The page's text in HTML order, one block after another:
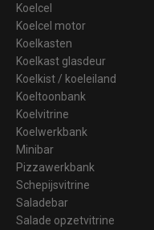
Koelcel
Koelcel motor
Koelkasten
Koelkast glasdeur
Koelkist / koeleiland
Koeltoonbank
Koelvitrine
Koelwerkbank
Minibar
Pizzawerkbank
Schepijsvitrine
Saladebar
Salade opzetvitrine